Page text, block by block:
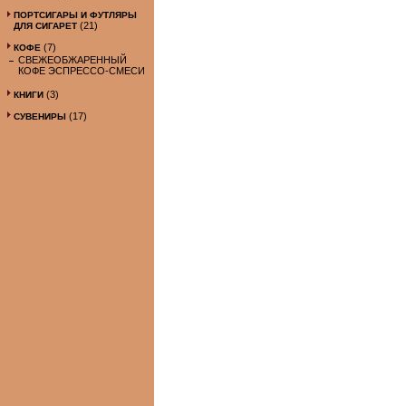
ПОРТСИГАРЫ И ФУТЛЯРЫ
ДЛЯ СИГАРЕТ (21)
КОФЕ (7)
СВЕЖЕОБЖАРЕННЫЙ
КОФЕ ЭСПРЕССО-СМЕСИ
КНИГИ (3)
СУВЕНИРЫ (17)